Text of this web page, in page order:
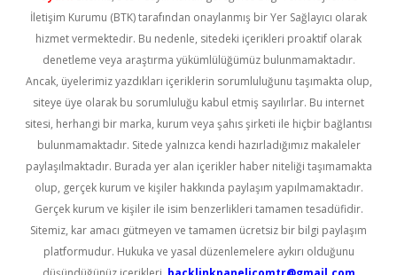
İletişim Kurumu (BTK) tarafından onaylanmış bir Yer Sağlayıcı olarak
hizmet vermektedir. Bu nedenle, sitedeki içerikleri proaktif olarak
denetleme veya araştırma yükümlülüğümüz bulunmamaktadır.
Ancak, üyelerimiz yazdıkları içeriklerin sorumluluğunu taşımakta olup,
siteye üye olarak bu sorumluluğu kabul etmiş sayılırlar. Bu internet
sitesi, herhangi bir marka, kurum veya şahıs şirketi ile hiçbir bağlantısı
bulunmamaktadır. Sitede yalnızca kendi hazırladığımız makaleler
paylaşılmaktadır. Burada yer alan içerikler haber niteliği taşımamakta
olup, gerçek kurum ve kişiler hakkında paylaşım yapılmamaktadır.
Gerçek kurum ve kişiler ile isim benzerlikleri tamamen tesadüfidir.
Sitemiz, kar amacı gütmeyen ve tamamen ücretsiz bir bilgi paylaşım
platformudur. Hukuka ve yasal düzenlemelere aykırı olduğunu